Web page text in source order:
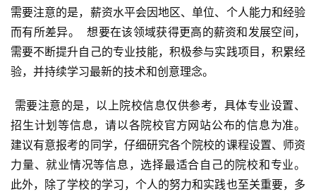
需要注意的是，薪资水平会因地区、单位、个人能力和经验
而有所差异。  想要在该领域获得更高的薪资和发展空间，
需要不断提升自己的专业技能，积极参与实践项目，积累经
验，并持续学习最新的技术和创意理念。
招生计划等信息，请以各院校官方网站公布的信息为准。
建议有意报考的同学，仔细研究各个院校的课程设置、师资
力量、就业情况等信息，选择最适合自己的院校和专业。
此外，除了学校的学习，个人的努力和实践也至关重要，多